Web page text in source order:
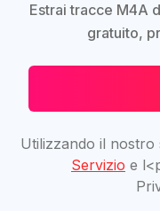
Estrai tracce M4A
gratuito,
Utilizzando il nostro
Servizio e